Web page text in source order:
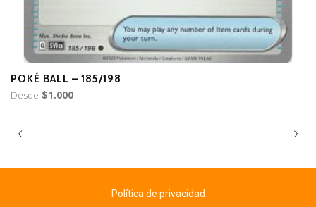
POKÉ BALL – 185/198
Desde $1.000
Política de privacidad